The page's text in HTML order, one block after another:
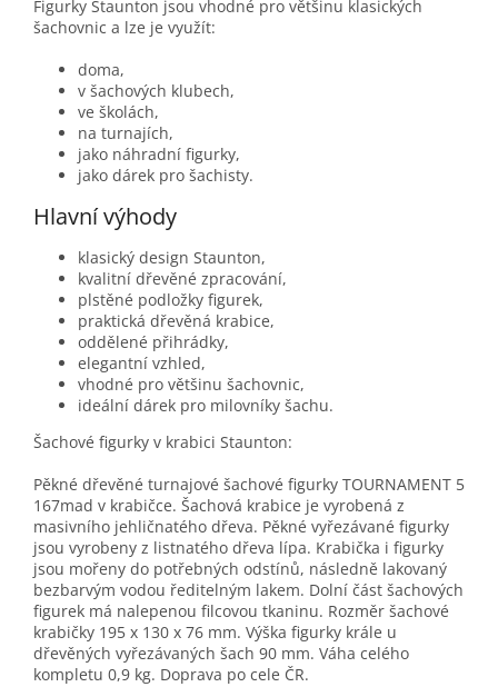
Figurky Staunton jsou vhodné pro většinu klasických
šachovnic a lze je využít:
doma,
v šachových klubech,
ve školách,
na turnajích,
jako náhradní figurky,
jako dárek pro šachisty.
Hlavní výhody
klasický design Staunton,
kvalitní dřevěné zpracování,
plstěné podložky figurek,
praktická dřevěná krabice,
oddělené přihrádky,
elegantní vzhled,
vhodné pro většinu šachovnic,
ideální dárek pro milovníky šachu.
Šachové figurky v krabici Staunton:
Pěkné dřevěné turnajové šachové figurky TOURNAMENT 5
167mad v krabičce. Šachová krabice je vyrobená z
masivního jehličnatého dřeva. Pěkné vyřezávané figurky
jsou vyrobeny z listnatého dřeva lípa. Krabička i figurky
jsou mořeny do potřebných odstínů, následně lakovaný
bezbarvým vodou ředitelným lakem. Dolní část šachových
figurek má nalepenou filcovou tkaninu. Rozměr šachové
krabičky 195 x 130 x 76 mm. Výška figurky krále u
dřevěných vyřezávaných šach 90 mm. Váha celého
kompletu 0,9 kg. Doprava po cele ČR.